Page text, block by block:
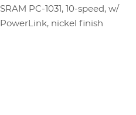
SRAM PC-1031, 10-speed, w/
PowerLink, nickel finish